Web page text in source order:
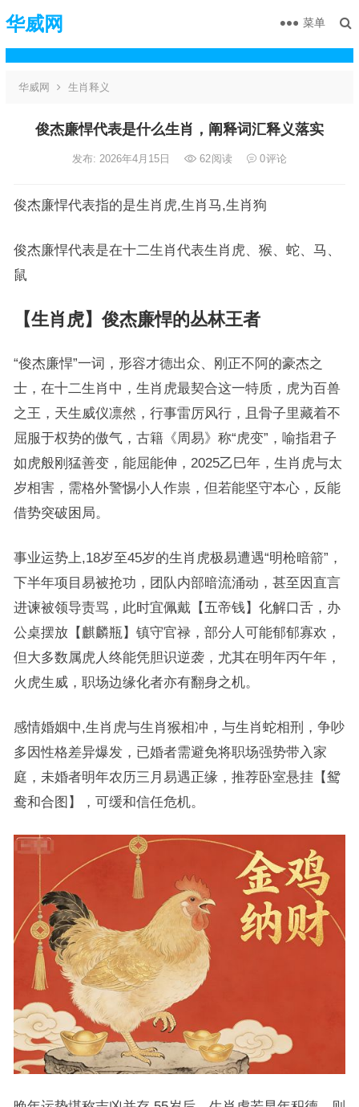
华威网 菜单
华威网 生肖释义
俊杰廉悍代表是什么生肖，阐释词汇释义落实
发布: 2026年4月15日 62阅读 0评论
俊杰廉悍代表指的是生肖虎,生肖马,生肖狗
俊杰廉悍代表是在十二生肖代表生肖虎、猴、蛇、马、
鼠
【生肖虎】俊杰廉悍的丛林王者
“俊杰廉悍”一词，形容才德出众、刚正不阿的豪杰之
士，在十二生肖中，生肖虎最契合这一特质，虎为百兽
之王，天生威仪凛然，行事雷厉风行，且骨子里藏着不
屈服于权势的傲气，古籍《周易》称“虎变”，喻指君子
如虎般刚猛善变，能屈能伸，2025乙巳年，生肖虎与太
岁相害，需格外警惕小人作祟，但若能坚守本心，反能
借势突破困局。
事业运势上,18岁至45岁的生肖虎极易遭遇“明枪暗箭”，
下半年项目易被抢功，团队内部暗流涌动，甚至因直言
进谏被领导责骂，此时宜佩戴【五帝钱】化解口舌，办
公桌摆放【麒麟瓶】镇守官禄，部分人可能郁郁寡欢，
但大多数属虎人终能凭胆识逆袭，尤其在明年丙午年，
火虎生威，职场边缘化者亦有翻身之机。
感情婚姻中,生肖虎与生肖猴相冲，与生肖蛇相刑，争吵
多因性格差异爆发，已婚者需避免将职场强势带入家
庭，未婚者明年农历三月易遇正缘，推荐卧室悬挂【鸳
鸯和合图】，可缓和信任危机。